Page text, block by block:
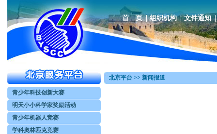
首 页 组织机构 文件通知
青少年科技创新大赛
明天小小科学家奖励活动
青少年机器人竞赛
学科奥林匹克竞赛
北京平台 >> 新闻报道